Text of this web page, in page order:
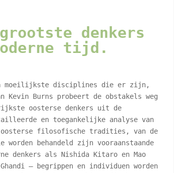
denkers
tijd.
moeilijkste disciplines die er zijn,
Burns probeert de obstakels weg
oosterse denkers uit de
en toegankelijke analyse van
filosofische tradities, van de
behandeld zijn vooraanstaande
denkers als Nishida Kitaro en Mao
– begrippen en individuen worden